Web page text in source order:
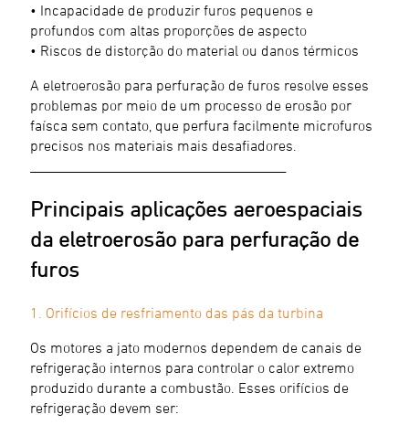
• Incapacidade de produzir furos pequenos e
profundos com altas proporções de aspecto
• Riscos de distorção do material ou danos térmicos
A eletroerosão para perfuração de furos resolve esses
problemas por meio de um processo de erosão por
faísca sem contato, que perfura facilmente microfuros
precisos nos materiais mais desafiadores.
Principais aplicações aeroespaciais
da eletroerosão para perfuração de
furos
1. Orifícios de resfriamento das pás da turbina
Os motores a jato modernos dependem de canais de
refrigeração internos para controlar o calor extremo
produzido durante a combustão. Esses orifícios de
refrigeração devem ser: